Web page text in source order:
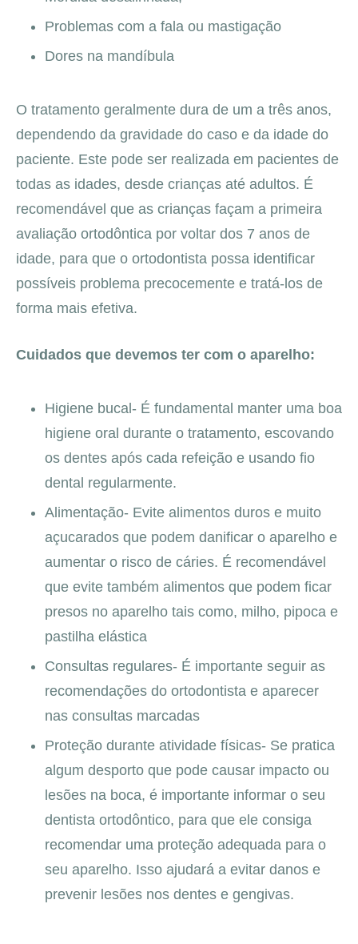
Problemas com a fala ou mastigação
Dores na mandíbula
O tratamento geralmente dura de um a três anos,
dependendo da gravidade do caso e da idade do
paciente. Este pode ser realizada em pacientes de
todas as idades, desde crianças até adultos. É
recomendável que as crianças façam a primeira
avaliação ortodôntica por voltar dos 7 anos de
idade, para que o ortodontista possa identificar
possíveis problema precocemente e tratá-los de
forma mais efetiva.
Cuidados que devemos ter com o aparelho:
Higiene bucal- É fundamental manter uma boa
higiene oral durante o tratamento, escovando
os dentes após cada refeição e usando fio
dental regularmente.
Alimentação- Evite alimentos duros e muito
açucarados que podem danificar o aparelho e
aumentar o risco de cáries. É recomendável
que evite também alimentos que podem ficar
presos no aparelho tais como, milho, pipoca e
pastilha elástica
Consultas regulares- É importante seguir as
recomendações do ortodontista e aparecer
nas consultas marcadas
Proteção durante atividade físicas- Se pratica
algum desporto que pode causar impacto ou
lesões na boca, é importante informar o seu
dentista ortodôntico, para que ele consiga
recomendar uma proteção adequada para o
seu aparelho. Isso ajudará a evitar danos e
prevenir lesões nos dentes e gengivas.